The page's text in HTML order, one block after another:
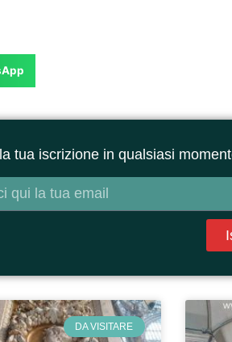
tua iscrizione in qualsiasi
DA VISITARE